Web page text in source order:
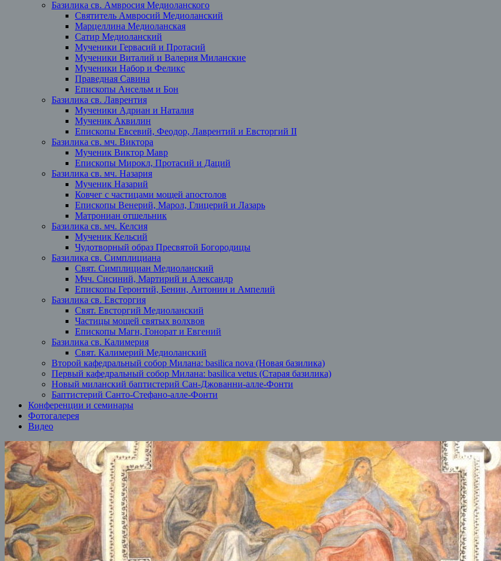
Базилика св. Амвросия Медиоланского
Святитель Амвросий Медиоланский
Марцеллина Медиоланская
Сатир Медиоланский
Мученики Гервасий и Протасий
Мученики Виталий и Валерия Миланские
Мученики Набор и Феликс
Праведная Савина
Епископы Ансельм и Бон
Базилика св. Лаврентия
Мученики Адриан и Наталия
Мученик Аквилин
Епископы Евсевий, Феодор, Лаврентий и Евсторгий II
Базилика св. мч. Виктора
Мученик Виктор Мавр
Епископы Мирокл, Протасий и Даций
Базилика св. мч. Назария
Мученик Назарий
Ковчег с частицами мощей апостолов
Епископы Венерий, Марол, Глицерий и Лазарь
Матрониан отшельник
Базилика св. мч. Келсия
Мученик Кельсий
Чудотворный образ Пресвятой Богородицы
Базилика св. Симплициана
Свят. Симплициан Медиоланский
Мчч. Сисиний, Мартирий и Александр
Епископы Геронтий, Бенин, Антонин и Ампелий
Базилика св. Евсторгия
Свят. Евсторгий Медиоланский
Частицы мощей святых волхвов
Епископы Магн, Гонорат и Евгений
Базилика св. Калимерия
Свят. Калимерий Медиоланский
Второй кафедральный собор Милана: basilica nova (Новая базилика)
Первый кафедральный собор Милана: basilica vetus (Старая базилика)
Новый миланский баптистерий Сан-Джованни-алле-Фонти
Баптистерий Санто-Стефано-алле-Фонти
Конференции и семинары
Фотогалерея
Видео